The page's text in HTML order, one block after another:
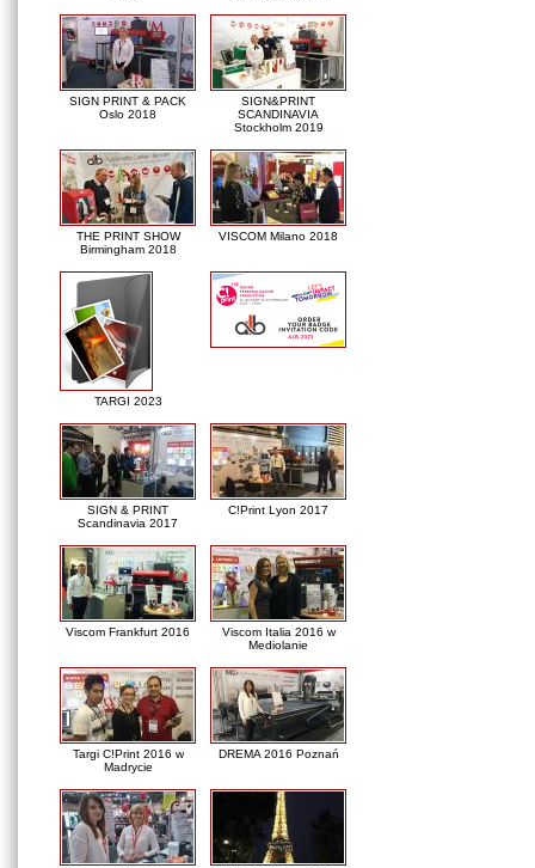
SIGN PRINT & PACK
Oslo 2018
SIGN&PRINT
SCANDINAVIA
Stockholm 2019
THE PRINT SHOW
Birmingham 2018
VISCOM Milano 2018
TARGI 2023
SIGN & PRINT
Scandinavia 2017
C!Print Lyon 2017
Viscom Frankfurt 2016
Viscom Italia 2016 w
Mediolanie
Targi C!Print 2016 w
Madrycie
DREMA 2016 Poznań